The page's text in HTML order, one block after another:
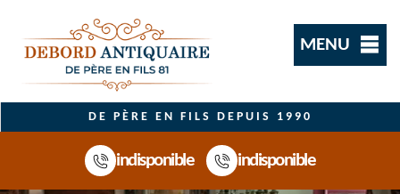
MENU
DE PÈRE EN FILS DEPUIS 1990
indisponible indisponible